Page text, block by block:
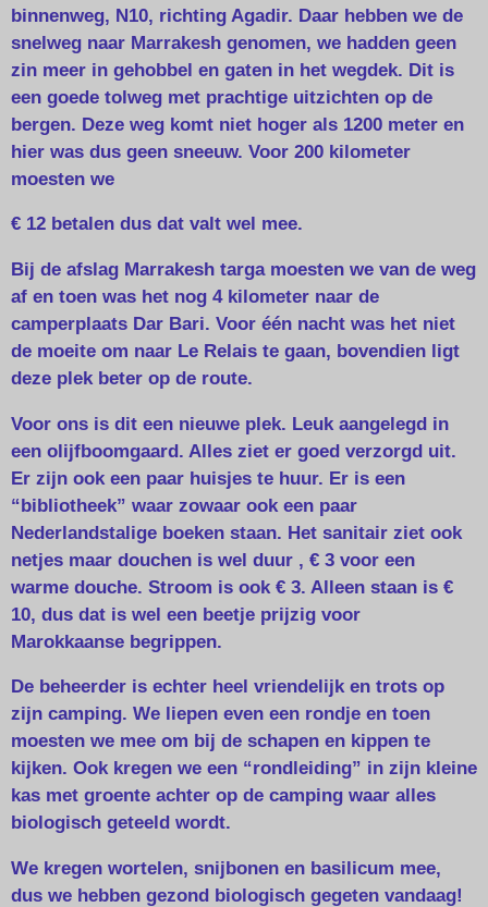
binnenweg, N10, richting Agadir. Daar hebben we de
snelweg naar Marrakesh genomen, we hadden geen
zin meer in gehobbel en gaten in het wegdek. Dit is
een goede tolweg met prachtige uitzichten op de
bergen. Deze weg komt niet hoger als 1200 meter en
hier was dus geen sneeuw. Voor 200 kilometer
moesten we
€ 12 betalen dus dat valt wel mee.
Bij de afslag Marrakesh targa moesten we van de weg
af en toen was het nog 4 kilometer naar de
camperplaats Dar Bari. Voor één nacht was het niet
de moeite om naar Le Relais te gaan, bovendien ligt
deze plek beter op de route.
Voor ons is dit een nieuwe plek. Leuk aangelegd in
een olijfboomgaard. Alles ziet er goed verzorgd uit.
Er zijn ook een paar huisjes te huur. Er is een
“bibliotheek” waar zowaar ook een paar
Nederlandstalige boeken staan. Het sanitair ziet ook
netjes maar douchen is wel duur , € 3 voor een
warme douche. Stroom is ook € 3. Alleen staan is €
10, dus dat is wel een beetje prijzig voor
Marokkaanse begrippen.
De beheerder is echter heel vriendelijk en trots op
zijn camping. We liepen even een rondje en toen
moesten we mee om bij de schapen en kippen te
kijken. Ook kregen we een “rondleiding” in zijn kleine
kas met groente achter op de camping waar alles
biologisch geteeld wordt.
We kregen wortelen, snijbonen en basilicum mee,
dus we hebben gezond biologisch gegeten vandaag!